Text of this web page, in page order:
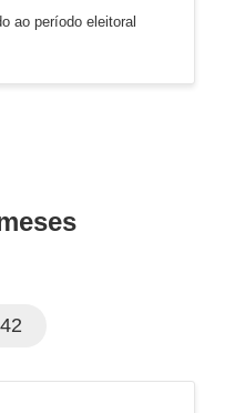
ao período eleitoral